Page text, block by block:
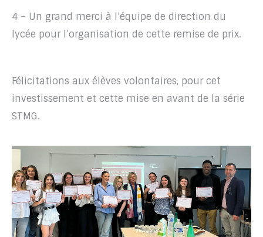
4 – Un grand merci à l’équipe de direction du
lycée pour l’organisation de cette remise de prix.
Félicitations aux élèves volontaires, pour cet
investissement et cette mise en avant de la série
STMG.